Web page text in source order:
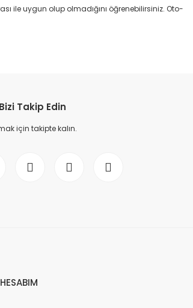
ile uygun olup olmadığını öğrenebilirsiniz. Oto-
Takip Edin
için takipte kalın.
HESABIM